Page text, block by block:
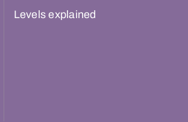
Levels explained